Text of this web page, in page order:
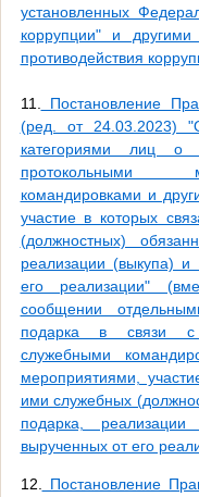
установленных
коррупции" и
противодействия
11. Постановление
(ред. от 24.03.2023)
категориями лиц
протокольными
командировками и
участие в которых
(должностных)
реализации (выкупа) и
его реализации"
сообщении
подарка в связи с
служебными
мероприятиями,
ими служебных
подарка,
вырученных от его
12. Постановление